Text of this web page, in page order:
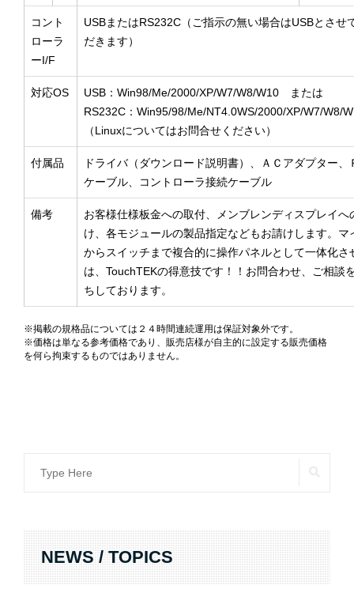
コント
ローラ
ーI/F
USBまたはRS232C（ご指示の無い場合はUSBとさせ
だきます）
対応OS
USB：Win98/Me/2000/XP/W7/W8/W10 または
RS232C：Win95/98/Me/NT4.0WS/2000/XP/W7/
（Linuxについてはお問合せください）
付属品
ドライバ（ダウンロード説明書）、ＡＣアダプター、
ケーブル、コントローラ接続ケーブル
備考
お客様仕様板金への取付、メンブレンディスプレイへ
け、各モジュールの製品指定などもお請けします。マ
からスイッチまで複合的に操作パネルとして一体化さ
は、TouchTEKの得意技です！！お問合わせ、ご相談
ちしております。
※掲載の規格品については２４時間連続運用は保証対象外です。
※価格は単なる参考価格であり、販売店様が自主的に設定する販売価格
を何ら拘束するものではありません。
Search
NEWS / TOPICS